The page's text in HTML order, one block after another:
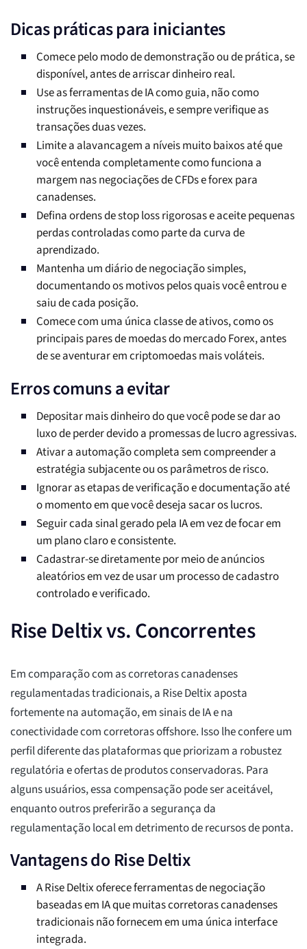
Dicas práticas para iniciantes
Comece pelo modo de demonstração ou de prática, se
disponível, antes de arriscar dinheiro real.
Use as ferramentas de IA como guia, não como
instruções inquestionáveis, e sempre verifique as
transações duas vezes.
Limite a alavancagem a níveis muito baixos até que
você entenda completamente como funciona a
margem nas negociações de CFDs e forex para
canadenses.
Defina ordens de stop loss rigorosas e aceite pequenas
perdas controladas como parte da curva de
aprendizado.
Mantenha um diário de negociação simples,
documentando os motivos pelos quais você entrou e
saiu de cada posição.
Comece com uma única classe de ativos, como os
principais pares de moedas do mercado Forex, antes
de se aventurar em criptomoedas mais voláteis.
Erros comuns a evitar
Depositar mais dinheiro do que você pode se dar ao
luxo de perder devido a promessas de lucro agressivas.
Ativar a automação completa sem compreender a
estratégia subjacente ou os parâmetros de risco.
Ignorar as etapas de verificação e documentação até
o momento em que você deseja sacar os lucros.
Seguir cada sinal gerado pela IA em vez de focar em
um plano claro e consistente.
Cadastrar-se diretamente por meio de anúncios
aleatórios em vez de usar um processo de cadastro
controlado e verificado.
Rise Deltix vs. Concorrentes
Em comparação com as corretoras canadenses
regulamentadas tradicionais, a Rise Deltix aposta
fortemente na automação, em sinais de IA e na
conectividade com corretoras offshore. Isso lhe confere um
perfil diferente das plataformas que priorizam a robustez
regulatória e ofertas de produtos conservadoras. Para
alguns usuários, essa compensação pode ser aceitável,
enquanto outros preferirão a segurança da
regulamentação local em detrimento de recursos de ponta.
Vantagens do Rise Deltix
A Rise Deltix oferece ferramentas de negociação
baseadas em IA que muitas corretoras canadenses
tradicionais não fornecem em uma única interface
integrada.